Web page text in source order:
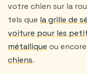
votre chien sur la
tels que la grille de
voiture pour les
métallique ou encore
chiens.